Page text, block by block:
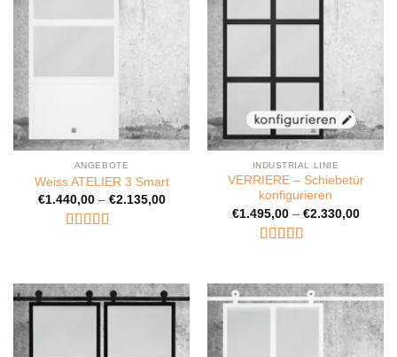
ANGEBOTE
Weiss ATELIER 3 Smart
€1.440,00– €2.135,00
INDUSTRIAL LINIE
VERRIERE – Schiebetür
konfigurieren
€1.495,00– €2.330,00
5